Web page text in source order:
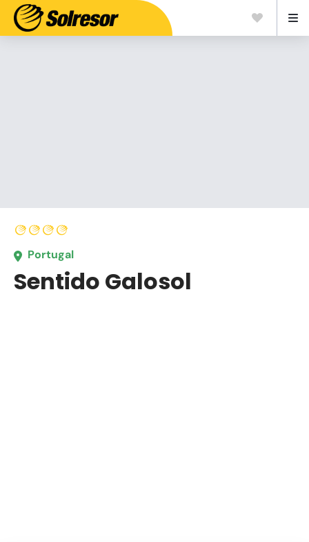
Portugal
Sentido Galosol